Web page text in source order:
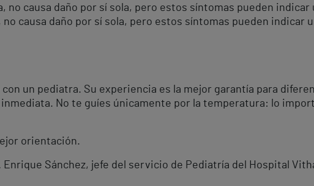
no causa daño por sí sola, pero estos síntomas pueden
causa daño por sí sola, pero estos síntomas pueden indicar
un pediatra. Su experiencia es la mejor garantía para
No te guíes únicamente por la temperatura: lo
orientación.
Enrique Sánchez, jefe del servicio de Pediatría del Hospital